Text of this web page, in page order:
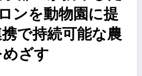
ンを動物園に提
で持続可能な農
ざす